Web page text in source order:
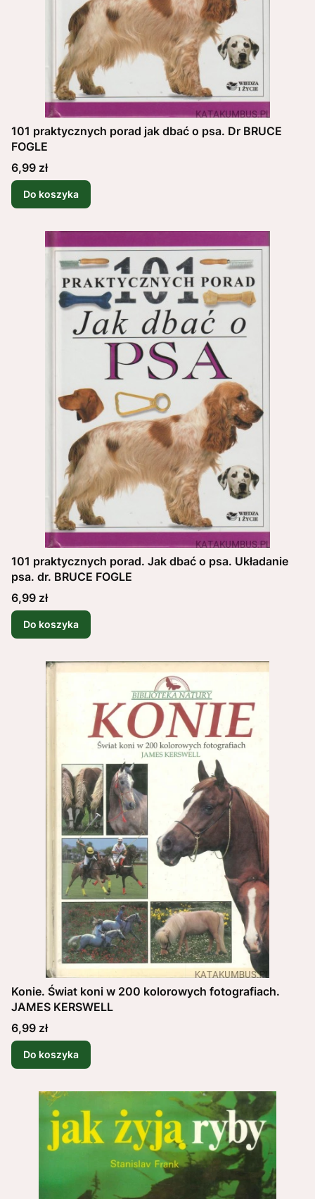
101 praktycznych porad jak dbać o psa. Dr BRUCE
FOGLE
Cena
6,99 zł
Do koszyka
101 praktycznych porad. Jak dbać o psa. Układanie
psa. dr. BRUCE FOGLE
Cena
6,99 zł
Do koszyka
Konie. Świat koni w 200 kolorowych fotografiach.
JAMES KERSWELL
Cena
6,99 zł
Do koszyka